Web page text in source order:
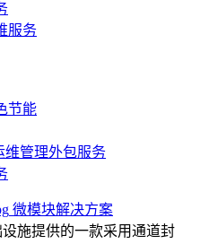
服务
节能
维管理外包服务
微模块解决方案
施提供的一款采用通道封